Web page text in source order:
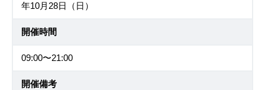
年10月28日（日）
開催時間
09:00〜21:00
開催備考